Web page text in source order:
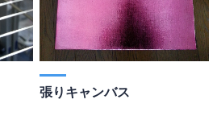
張りキャンバス